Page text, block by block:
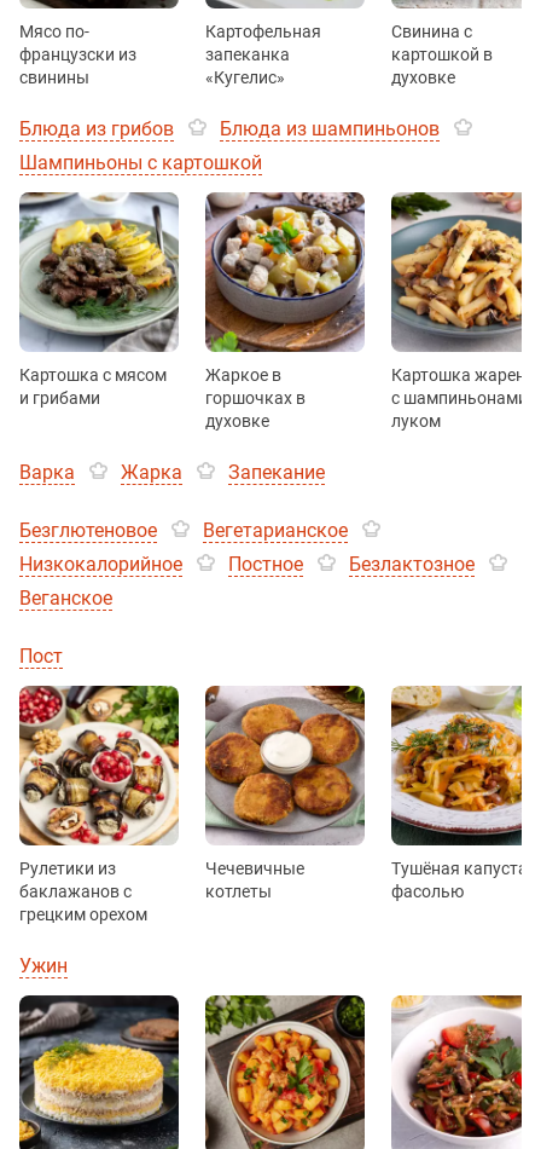
Мясо по-
французски из
свинины
Картофельная
запеканка
«Кугелис»
Свинина с
картошкой в
духовке
Блюда из грибов
Блюда из шампиньонов
Шампиньоны с картошкой
Картошка с мясом
и грибами
Жаркое в
горшочках в
духовке
Картошка
с шампиньонами и
луком
Варка Жарка Запекание
Безглютеновое
Вегетарианское
Низкокалорийное
Постное
Безлактозное
Веганское
Пост
Рулетики из
баклажанов c
грецким орехом
Чечевичные
котлеты
Тушёная капуста с
фасолью
Ужин